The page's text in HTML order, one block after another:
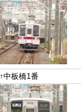
↑中板橋1番